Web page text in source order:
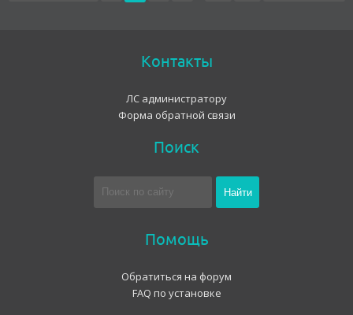
Контакты
ЛС администратору
Форма обратной связи
Поиск
Помощь
Обратиться на форум
FAQ по установке